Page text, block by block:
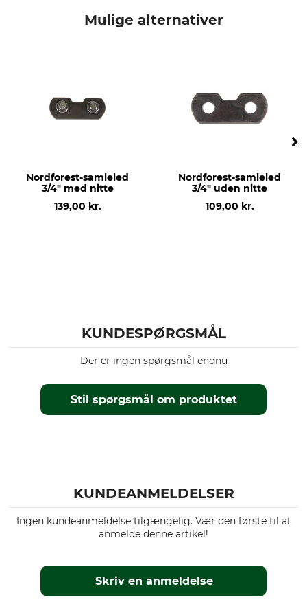
Mulige alternativer
Nordforest-samleled
3/4" med nitte
139,00 kr.
Nordforest-samleled
3/4" uden nitte
109,00 kr.
KUNDESPØRGSMÅL
Stil spørgsmål om produktet
Der er ingen spørgsmål endnu
KUNDEANMELDELSER
Ingen kundeanmeldelse tilgængelig. Vær den første til at
anmelde denne artikel!
Skriv en anmeldelse